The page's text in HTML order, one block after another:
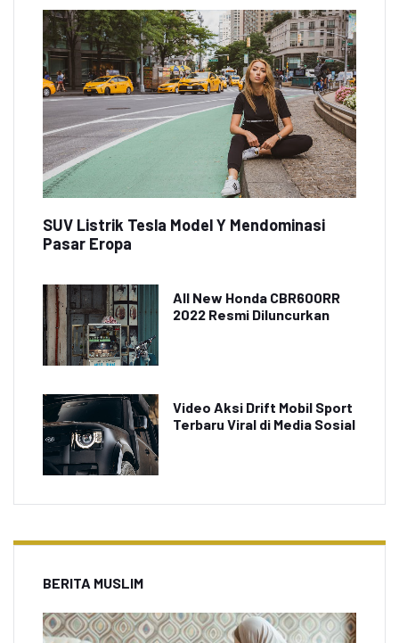
SUV Listrik Tesla Model Y Mendominasi
Pasar Eropa
All New Honda CBR600RR
2022 Resmi Diluncurkan
Video Aksi Drift Mobil Sport
Terbaru Viral di Media Sosial
BERITA MUSLIM